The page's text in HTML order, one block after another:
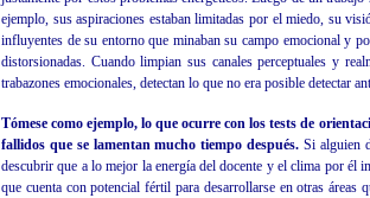
ejemplo, sus aspiraciones estaban limitadas por el miedo, su
influyentes de su entorno que minaban su campo emocional y
distorsionadas. Cuando limpian sus canales perceptuales y
trabazones emocionales, detectan lo que no era posible detectar
Tómese como ejemplo, lo que ocurre con los tests de
fallidos que se lamentan mucho tiempo después. Si alguien
descubrir que a lo mejor la energía del docente y el clima por él
que cuenta con potencial fértil para desarrollarse en otras